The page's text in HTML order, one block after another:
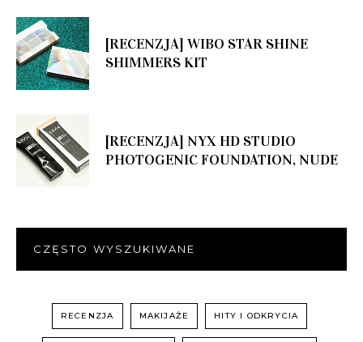
[RECENZJA] WIBO STAR SHINE
SHIMMERS KIT
[RECENZJA] NYX HD STUDIO
PHOTOGENIC FOUNDATION, NUDE
CZĘSTO WYSZUKIWANE
RECENZJA MAKIJAŻE HITY I ODKRYCIA